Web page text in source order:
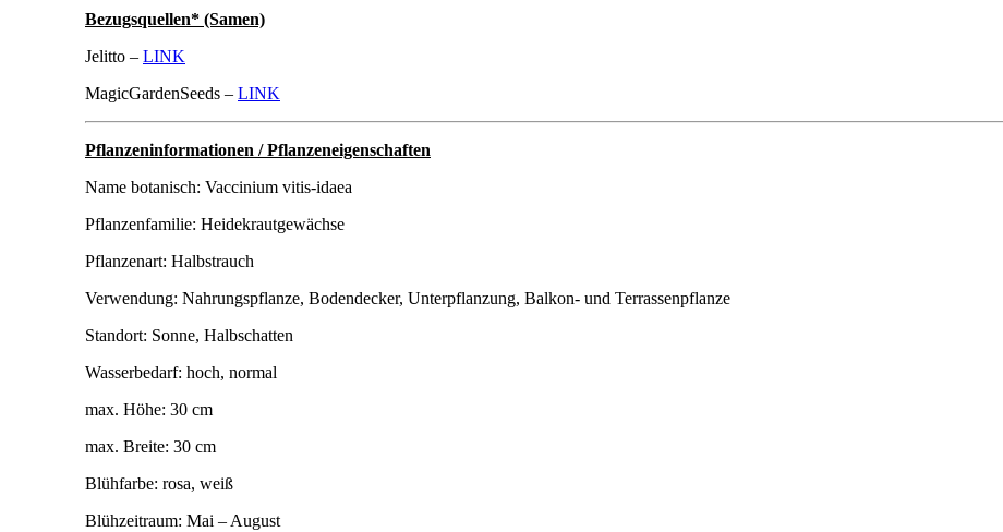
Bezugsquellen* (Samen)
Jelitto – LINK
MagicGardenSeeds – LINK
Pflanzeninformationen / Pflanzeneigenschaften
Name botanisch: Vaccinium vitis-idaea
Pflanzenfamilie: Heidekrautgewächse
Pflanzenart: Halbstrauch
Verwendung: Nahrungspflanze, Bodendecker, Unterpflanzung, Balkon- und Terrassenpflanze
Standort: Sonne, Halbschatten
Wasserbedarf: hoch, normal
max. Höhe: 30 cm
max. Breite: 30 cm
Blühfarbe: rosa, weiß
Blühzeitraum: Mai – August